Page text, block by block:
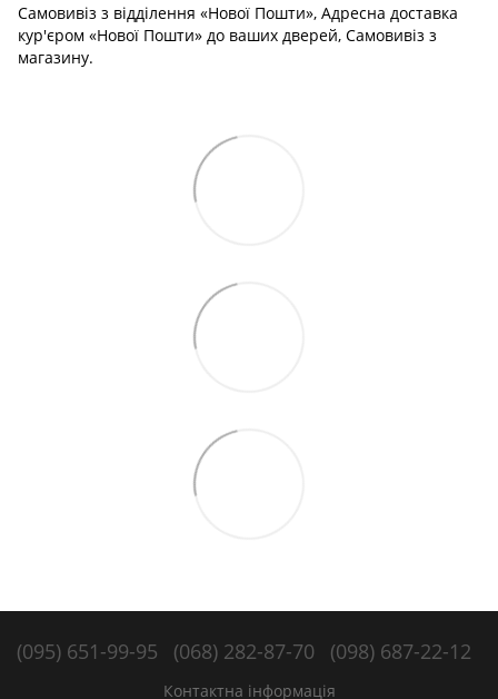
Самовивіз з відділення «Нової Пошти», Адресна доставка
кур'єром «Нової Пошти» до ваших дверей, Самовивіз з
магазину.
(095) 651-99-95 (068) 282-87-70 (098) 687-22-12
Контактна інформація